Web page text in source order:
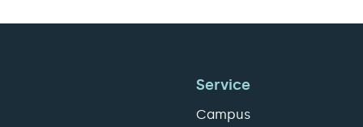
Service
Campus